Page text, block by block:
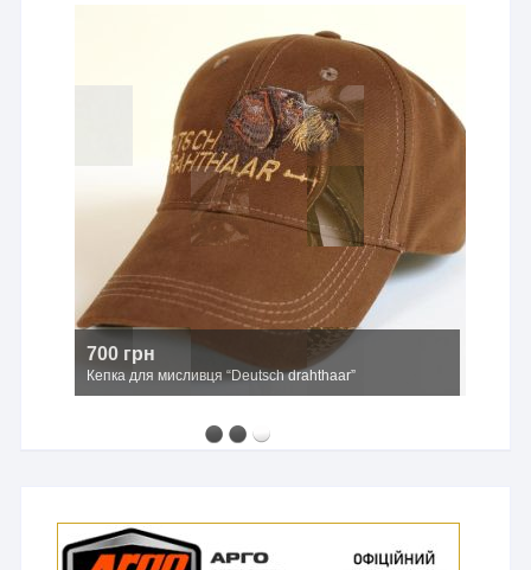
700 грн
Кепка для мисливця “Deutsch drahthaar”